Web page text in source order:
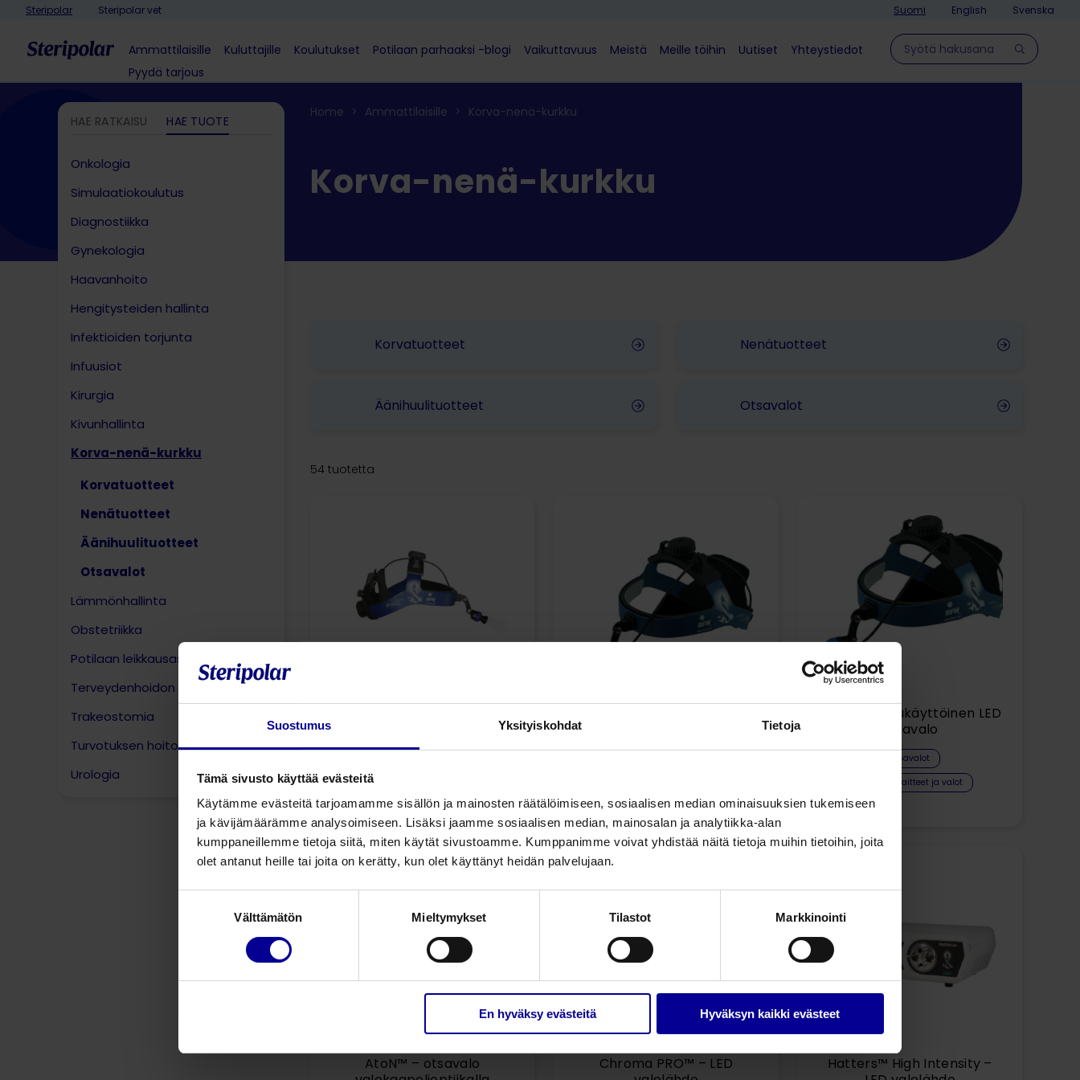
Suostumus Yksityiskohdat Tietoja
Tämä sivusto käyttää evästeitä
Käytämme evästeitä tarjoamamme sisällön ja mainosten räätälöimiseen, sosiaalisen median ominaisuuksien tukemiseen
ja kävijämäärämme analysoimiseen. Lisäksi jaamme sosiaalisen median, mainosalan ja analytiikka-alan
kumppaneillemme tietoja siitä, miten käytät sivustoamme. Kumppanimme voivat yhdistää näitä tietoja muihin tietoihin, joita
olet antanut heille tai joita on kerätty, kun olet käyttänyt heidän palvelujaan.
Välttämätön Mieltymykset Tilastot Markkinointi
En hyväksy evästeitä Hyväksyn kaikki evästeet
Skip to content
Steripolar Steripolar vet Suomi English Svenska
Ammattilaisille Kuluttajille Koulutukset Potilaan parhaaksi -blogi Vaikuttavuus Meistä Meille töihin Uutiset
Yhteystiedot
Pyydä tarjous
Hae sivulla
HAE RATKAISU HAE TUOTE
Onkologia
Simulaatiokoulutus
Diagnostiikka
Gynekologia
Haavanhoito
Hengitysteiden hallinta​
Infektioiden torjunta
Infuusiot
Kirurgia
Kivunhallinta
Korva-nenä-kurkku​
Korvatuotteet
Nenätuotteet
Äänihuulituotteet
Otsavalot
Lämmönhallinta
Obstetriikka​
Potilaan leikkausasennot​
Terveydenhoidon muut tuotteet
Trakeostomia
Turvotuksen hoito
Urologia
Home > Ammattilaisille > Korva-nenä-kurkku​
Korva-nenä-kurkku​
Korvatuotteet Nenätuotteet
Äänihuulituotteet Otsavalot
54 tuotetta
otsavalo
Otsavalot ja valolähteet
otsavalo
Kirurgiset laitteet ja valot
Dover – akkukäyttöinen LED
otsavalo
Otsavalot
Kirurgiset laitteet ja valot
AtoN™ – otsavalo
Chroma PRO™ – LED
Hatters™ High Intensity –